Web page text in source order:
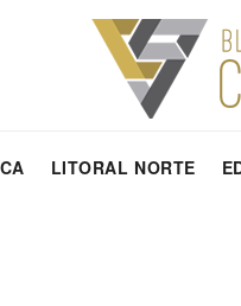
LITORAL NORTE